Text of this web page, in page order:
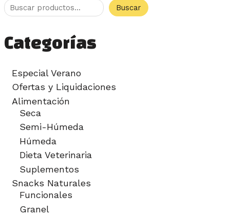
Buscar
Categorías
Especial Verano
Ofertas y Liquidaciones
Alimentación
Seca
Semi-Húmeda
Húmeda
Dieta Veterinaria
Suplementos
Snacks Naturales
Funcionales
Granel